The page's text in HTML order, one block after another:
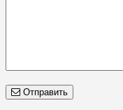
Отправить